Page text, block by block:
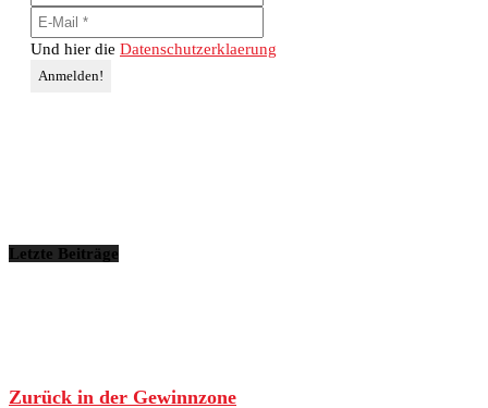
Und hier die Datenschutzerklaerung
Letzte Beiträge
Zurück in der Gewinnzone